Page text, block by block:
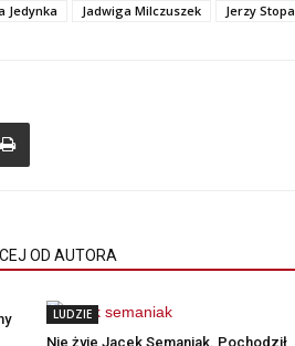
Jedynka
Jadwiga Milczuszek Jerzy Stopa
OD AUTORA
LUDZIE
Nie żyje Jacek Semaniak. Pochodził